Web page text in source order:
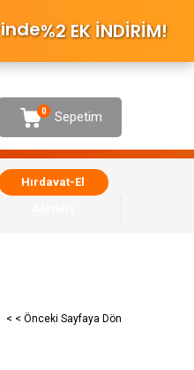
%2 EK İNDİRİM!
Sepetim
0
Hırdavat-El
< < Önceki Sayfaya Dön